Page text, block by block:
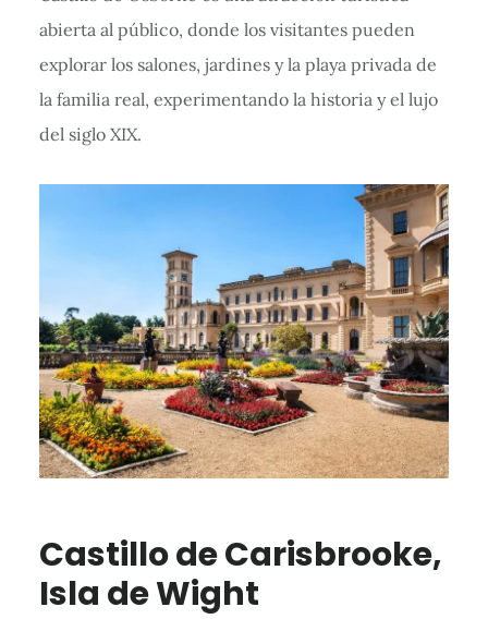
abierta al público, donde los visitantes pueden
explorar los salones, jardines y la playa privada de
la familia real, experimentando la historia y el lujo
del siglo XIX.
Castillo de Carisbrooke,
Isla de Wight